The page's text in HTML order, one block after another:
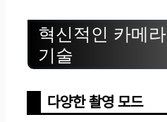
혁신적인 카메라
기술
다양한 촬영 모드